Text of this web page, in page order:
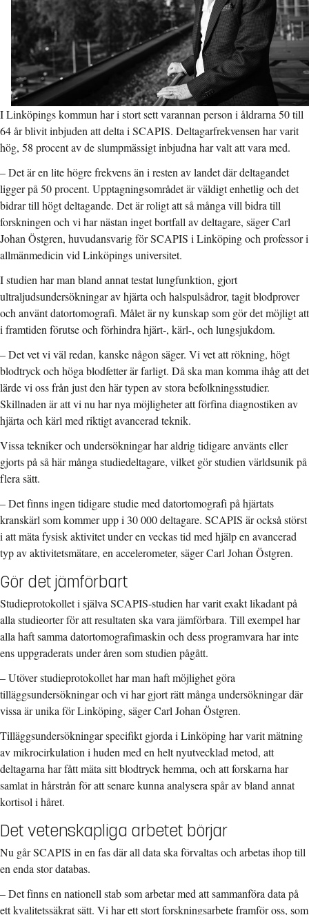
I Linköpings kommun har i stort sett varannan person i åldrarna 50 till
64 år blivit inbjuden att delta i SCAPIS. Deltagarfrekvensen har varit
hög, 58 procent av de slumpmässigt inbjudna har valt att vara med.
– Det är en lite högre frekvens än i resten av landet där deltagandet
ligger på 50 procent. Upptagningsområdet är väldigt enhetlig och det
bidrar till högt deltagande. Det är roligt att så många vill bidra till
forskningen och vi har nästan inget bortfall av deltagare, säger Carl
Johan Östgren, huvudansvarig för SCAPIS i Linköping och professor i
allmänmedicin vid Linköpings universitet.
I studien har man bland annat testat lungfunktion, gjort
ultraljudsundersökningar av hjärta och halspulsådror, tagit blodprover
och använt datortomografi. Målet är ny kunskap som gör det möjligt att
i framtiden förutse och förhindra hjärt-, kärl-, och lungsjukdom.
– Det vet vi väl redan, kanske någon säger. Vi vet att rökning, högt
blodtryck och höga blodfetter är farligt. Då ska man komma ihåg att det
lärde vi oss från just den här typen av stora befolkningsstudier.
Skillnaden är att vi nu har nya möjligheter att förfina diagnostiken av
hjärta och kärl med riktigt avancerad teknik.
Vissa tekniker och undersökningar har aldrig tidigare använts eller
gjorts på så här många studiedeltagare, vilket gör studien världsunik på
flera sätt.
– Det finns ingen tidigare studie med datortomografi på hjärtats
kranskärl som kommer upp i 30 000 deltagare. SCAPIS är också störst
i att mäta fysisk aktivitet under en veckas tid med hjälp en avancerad
typ av aktivitetsmätare, en accelerometer, säger Carl Johan Östgren.
Gör det jämförbart
Studieprotokollet i själva SCAPIS-studien har varit exakt likadant på
alla studieorter för att resultaten ska vara jämförbara. Till exempel har
alla haft samma datortomografimaskin och dess programvara har inte
ens uppgraderats under åren som studien pågått.
– Utöver studieprotokollet har man haft möjlighet göra
tilläggsundersökningar och vi har gjort rätt många undersökningar där
vissa är unika för Linköping, säger Carl Johan Östgren.
Tilläggsundersökningar specifikt gjorda i Linköping har varit mätning
av mikrocirkulation i huden med en helt nyutvecklad metod, att
deltagarna har fått mäta sitt blodtryck hemma, och att forskarna har
samlat in hårstrån för att senare kunna analysera spår av bland annat
kortisol i håret.
Det vetenskapliga arbetet börjar
Nu går SCAPIS in en fas där all data ska förvaltas och arbetas ihop till
en enda stor databas.
– Det finns en nationell stab som arbetar med att sammanföra data på
ett kvalitetssäkrat sätt. Vi har ett stort forskningsarbete framför oss, som